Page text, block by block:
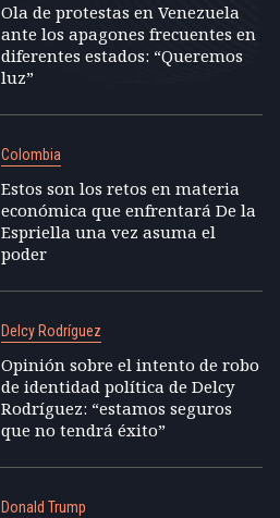
Ola de protestas en Venezuela
ante los apagones frecuentes en
diferentes estados: “Queremos
luz”
Colombia
Estos son los retos en materia
económica que enfrentará De la
Espriella una vez asuma el
poder
Delcy Rodríguez
Opinión sobre el intento de robo
de identidad política de Delcy
Rodríguez: “estamos seguros
que no tendrá éxito”
Donald Trump